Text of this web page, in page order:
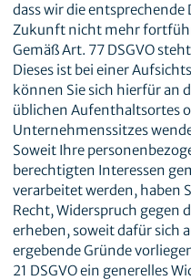
dass wir die
Zukunft nicht mehr
Gemäß Art. 77 DSGVO
Dieses ist bei einer
können Sie sich hierfür an
üblichen Aufenthaltsortes
Unternehmenssitzes
Soweit Ihre
berechtigten Interessen
verarbeitet werden, haben
Recht, Widerspruch gegen
erheben, soweit dafür sich
ergebende Gründe
21 DSGVO ein generelles